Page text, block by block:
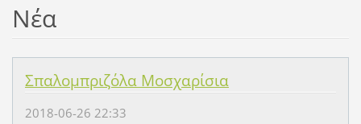
Νέα
Σπαλομπριζόλα Μοσχαρίσια
2018-06-26 22:33